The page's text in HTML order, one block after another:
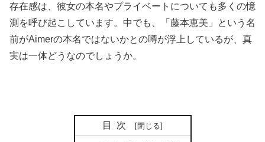
存在感は、彼女の本名やプライベートについても多くの憶
測を呼び起こしています。中でも、「藤本恵美」という名
前がAimerの本名ではないかとの噂が浮上しているが、真
実は一体どうなのでしょうか。
目次